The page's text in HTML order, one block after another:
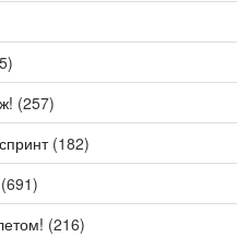
(257)
(182)
(216)